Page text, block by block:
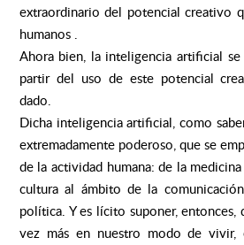
extraordinario del potencial creativo
humanos .
Ahora bien, la inteligencia artificial
partir del uso de este potencial
dado.
Dicha inteligencia artificial, como
extremadamente poderoso, que se
de la actividad humana: de la
cultura al ámbito de la
política. Y es lícito suponer, entonces,
vez más en nuestro modo de vivir,